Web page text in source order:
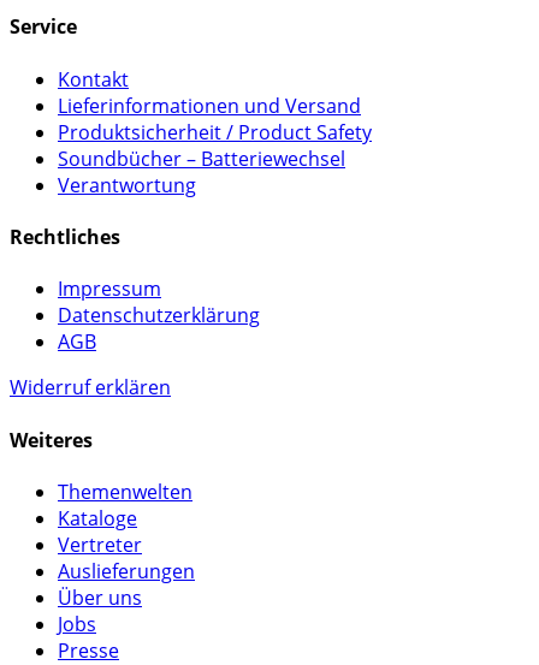
Service
Kontakt
Lieferinformationen und Versand
Produktsicherheit / Product Safety
Soundbücher – Batteriewechsel
Verantwortung
Rechtliches
Impressum
Datenschutzerklärung
AGB
Widerruf erklären
Weiteres
Themenwelten
Kataloge
Vertreter
Auslieferungen
Über uns
Jobs
Presse